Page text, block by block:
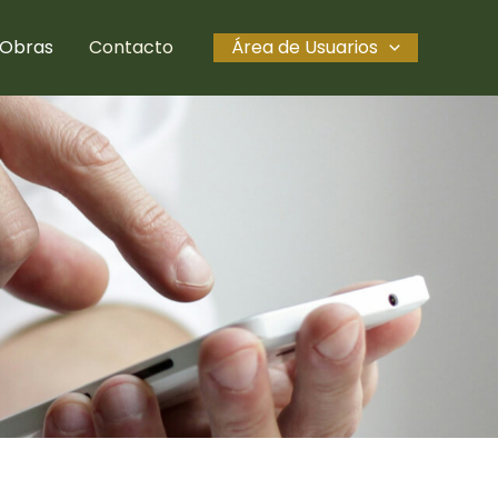
Obras Contacto Área de Usuarios